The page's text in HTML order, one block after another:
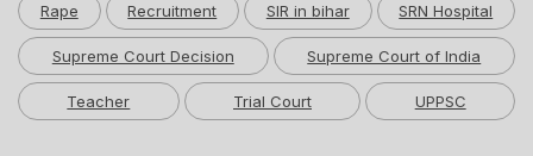
Rape Recruitment SIR in bihar SRN Hospital
Supreme Court Decision Supreme Court of India
Teacher Trial Court UPPSC